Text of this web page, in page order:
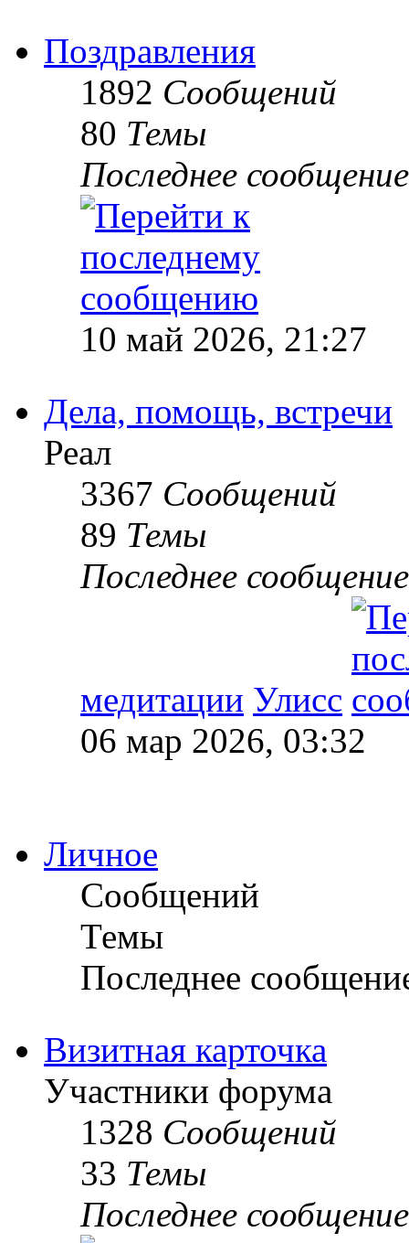
Поздравления
1892 Сообщений
80 Темы
Последнее сообщение
10 май 2026, 21:27
Дела, помощь, встречи
Реал
3367 Сообщений
89 Темы
Последнее сообщение
медитации Улисс
06 мар 2026, 03:32
Личное
Сообщений
Темы
Последнее
Визитная карточка
Участники форума
1328 Сообщений
33 Темы
Последнее сообщение